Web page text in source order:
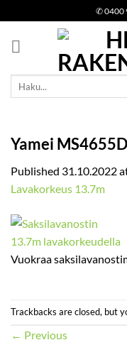
to
content
✆0400
Etsi:
Yamei
Published 31.10.2022
Lavakorkeus 13.7m
Vuokraa
Trackbacks are closed, but
← Previous